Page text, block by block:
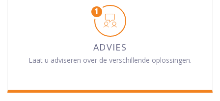
ADVIES
Laat u adviseren over de verschillende oplossingen.